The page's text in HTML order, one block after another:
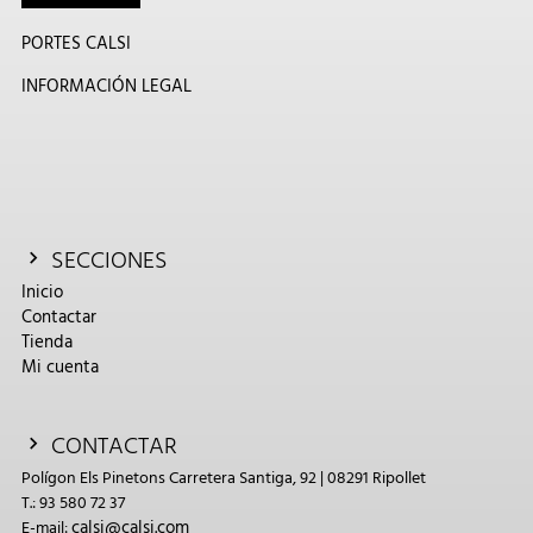
PORTES CALSI
INFORMACIÓN LEGAL
SECCIONES
Inicio
Contactar
Tienda
Mi cuenta
CONTACTAR
Polígon Els Pinetons Carretera Santiga, 92 | 08291 Ripollet
T.: 93 580 72 37